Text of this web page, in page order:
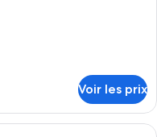
Voir les prix
chambre d’hôtel avec un grand